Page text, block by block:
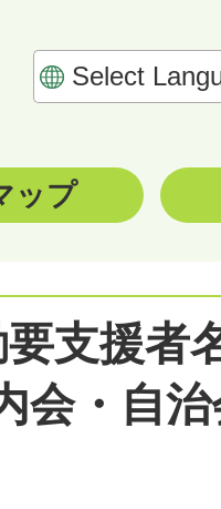
ップ
支援者
会・自